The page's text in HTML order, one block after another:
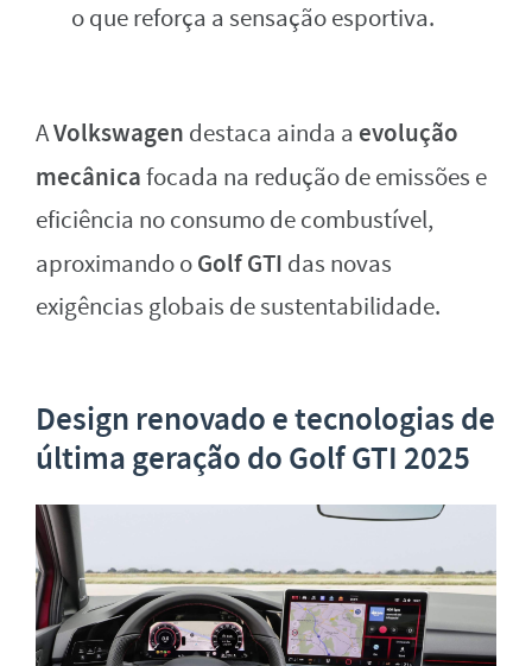
o que reforça a sensação esportiva.
AVolkswagen destaca ainda a evolução
mecânicafocada na redução de emissões e
eficiência no consumo de combustível,
aproximando oGolf GTI das novas
exigências globais de sustentabilidade.
Design renovado e tecnologias de
última geração doGolf GTI 2025